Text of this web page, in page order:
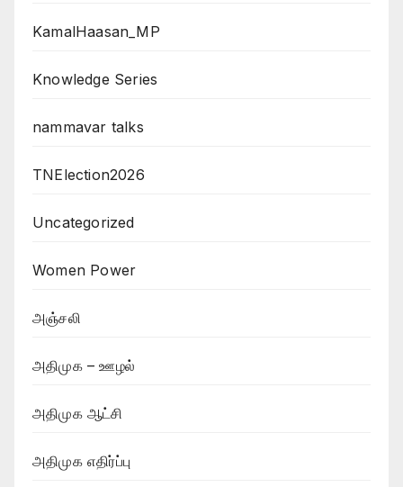
KamalHaasan_MP
Knowledge Series
nammavar talks
TNElection2026
Uncategorized
Women Power
அஞ்சலி
அதிமுக – ஊழல்
அதிமுக ஆட்சி
அதிமுக எதிர்ப்பு